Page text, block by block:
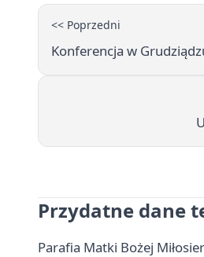
<< Poprzedni
Konferencja w
Przydatne dane
Parafia Matki Bożej